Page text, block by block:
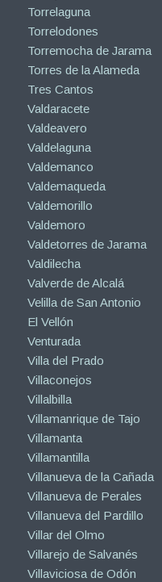
Torrelaguna
Torrelodones
Torremocha de Jarama
Torres de la Alameda
Tres Cantos
Valdaracete
Valdeavero
Valdelaguna
Valdemanco
Valdemaqueda
Valdemorillo
Valdemoro
Valdetorres de Jarama
Valdilecha
Valverde de Alcalá
Velilla de San Antonio
El Vellón
Venturada
Villa del Prado
Villaconejos
Villalbilla
Villamanrique de Tajo
Villamanta
Villamantilla
Villanueva de la Cañada
Villanueva de Perales
Villanueva del Pardillo
Villar del Olmo
Villarejo de Salvanés
Villaviciosa de Odón